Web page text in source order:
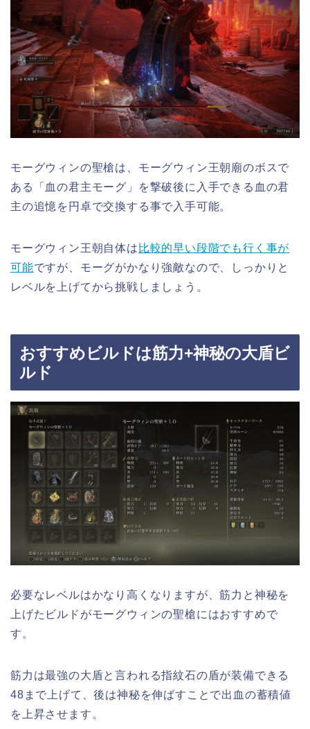
モーグウィンの聖槍は、モーグウィン王朝廟のボスで
ある「血の君主モーグ」を撃破後に入手できる血の君
主の追憶を円卓で交換する事で入手可能。
モーグウィン王朝自体は 比較的早い段階でも行く事が
可能ですが、モーグがかなり強敵なので、しっかりと
レベルを上げてから挑戦しましょう。
おすすめビルドは筋力+神秘の大盾ビ
ルド
必要なレベルはかなり高くなりますが、筋力と神秘を
上げたビルドがモーグウィンの聖槍にはおすすめで
す。
筋力は最強の大盾と言われる指紋石の盾が装備できる
48まで上げて、後は神秘を伸ばすことで出血の蓄積値
を上昇させます。